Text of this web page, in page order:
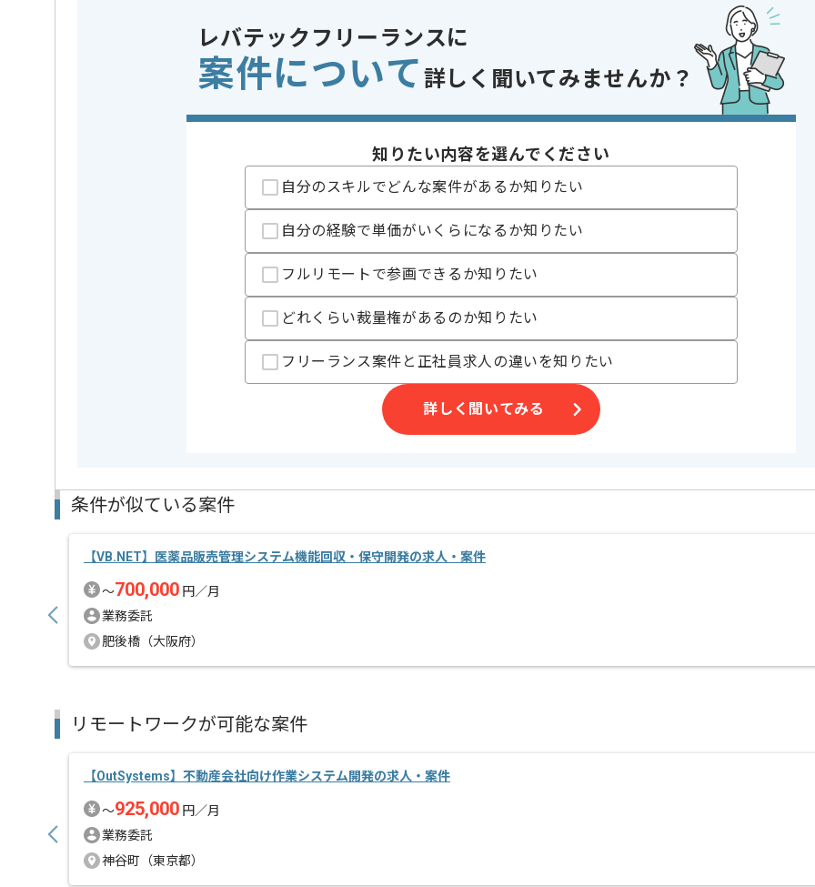
精算条件
有
精算基準時間
150時間〜180時間
支払いサイト
15日
大手顧客向けにエネルギーシステム開発をご担当いただきます。
システム設計から携わりたい方におすすめです。
レバテックフリーランスに
案件について 詳しく聞いてみませんか？
知りたい内容を選んでください
自分のスキルでどんな案件があるか知りたい
自分の経験で単価がいくらになるか知りたい
フルリモートで参画できるか知りたい
どれくらい裁量権があるのか知りたい
フリーランス案件と正社員求人の違いを知りたい
詳しく聞いてみる
条件が似ている案件
【VB.NET】医薬品販売管理システム機能回収・保守開発の求人・案件
〜700,000 円／月
業務委託
肥後橋（大阪府）
リモートワークが可能な案件
【OutSystems】不動産会社向け作業システム開発の求人・案件
〜925,000 円／月
業務委託
神谷町（東京都）